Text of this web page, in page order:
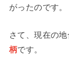
がったのです。
さて、現在の
柄です。